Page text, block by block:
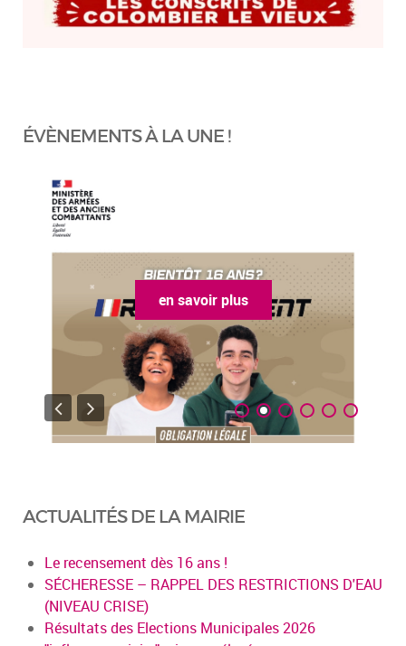
ÉVÈNEMENTS À LA UNE !
en savoir plus
ACTUALITÉS DE LA MAIRIE
Le recensement dès 16 ans !
SÉCHERESSE – RAPPEL DES RESTRICTIONS D'EAU
(NIVEAU CRISE)
Résultats des Elections Municipales 2026